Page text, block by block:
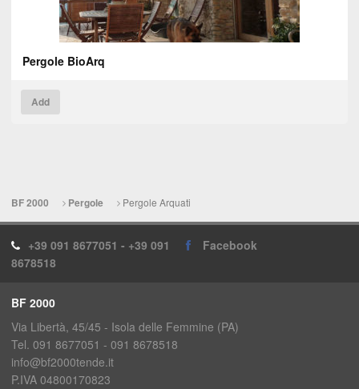
Pergole BioArq
Add
BF 2000 Pergole Pergole Arquati
+39 091 8677051 - +39 091
8678518
Facebook
BF 2000
Via Libertà, 45/45 - Isola delle Femmine (PA)
Tel. 091 8677051 - 091 8678518
info@bf2000tende.it
P.IVA 04800170823